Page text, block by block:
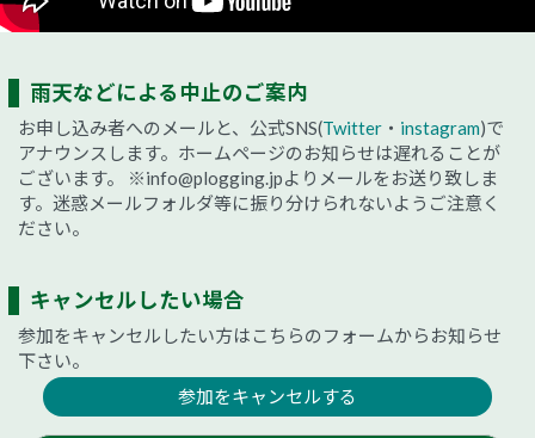
雨天などによる中止のご案内
お申し込み者へのメールと、公式SNS(Twitter ・ instagram)で
アナウンスします。ホームページのお知らせは遅れることが
ございます。
※info@plogging.jpよりメールをお送り致しま
す。迷惑メールフォルダ等に振り分けられないようご注意く
ださい。
キャンセルしたい場合
参加をキャンセルしたい方はこちらのフォームからお知らせ
下さい。
参加をキャンセルする